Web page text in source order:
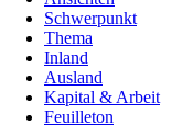
Schwerpunkt
Thema
Inland
Ausland
Kapital & Arbeit
Feuilleton